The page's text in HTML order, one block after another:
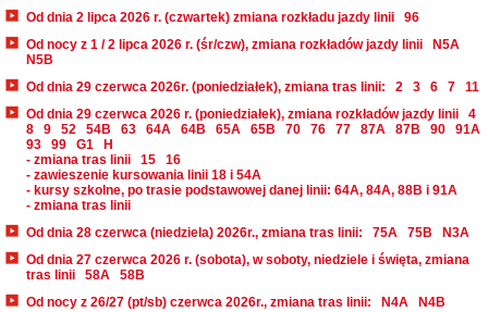
Od dnia 2 lipca 2026 r. (czwartek) zmiana rozkładu jazdy linii
96
Od nocy z 1 / 2 lipca 2026 r. (śr/czw), zmiana rozkładów jazdy linii
N5A
N5B
Od dnia 29 czerwca 2026r. (poniedziałek), zmiana tras linii:
2 3 6 7
11
Od dnia 29 czerwca 2026 r. (poniedziałek), zmiana rozkładów jazdy linii
4
8
9 52 54B 63 64A 64B 65A 65B 70 76 77 87A 87B 90
91A
93
99 G1
H
- zmiana tras linii
15
16
- zawieszenie kursowania linii 18 i 54A
- kursy szkolne, po trasie podstawowej danej linii: 64A, 84A, 88B i 91A
- zmiana tras linii
Od dnia 28 czerwca (niedziela) 2026r., zmiana tras linii:
75A 75B
N3A
Od dnia 27 czerwca 2026 r. (sobota), w soboty, niedziele i święta, zmiana
tras linii
58A
58B
Od nocy z 26/27 (pt/sb) czerwca 2026r., zmiana tras linii:
N4A
N4B